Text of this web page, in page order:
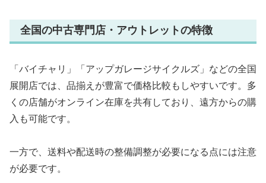
全国の中古専門店・アウトレットの特徴
「バイチャリ」「アップガレージサイクルズ」などの全国
展開店では、品揃えが豊富で価格比較もしやすいです。多
くの店舗がオンライン在庫を共有しており、遠方からの購
入も可能です。
一方で、送料や配送時の整備調整が必要になる点には注意
が必要です。